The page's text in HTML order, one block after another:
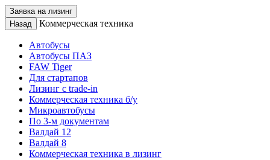
Заявка на лизинг
Назад
Коммерческая техника
Автобусы
Автобусы ПАЗ
FAW Tiger
Для стартапов
Лизинг с trade-in
Коммерческая техника б/у
Микроавтобусы
По 3-м документам
Валдай 12
Валдай 8
Коммерческая техника в лизинг